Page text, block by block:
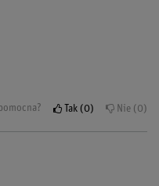
Tak 0 Nie 0